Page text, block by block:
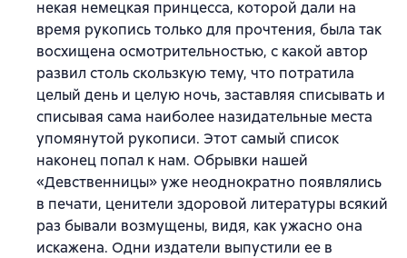
некая немецкая принцесса, которой дали на
время рукопись только для прочтения, была так
восхищена осмотрительностью, с какой автор
развил столь скользкую тему, что потратила
целый день и целую ночь, заставляя списывать и
списывая сама наиболее назидательные места
упомянутой рукописи. Этот самый список
наконец попал к нам. Обрывки нашей
«Девственницы» уже неоднократно появлялись
в печати, ценители здоровой литературы всякий
раз бывали возмущены, видя, как ужасно она
искажена. Одни издатели выпустили ее в